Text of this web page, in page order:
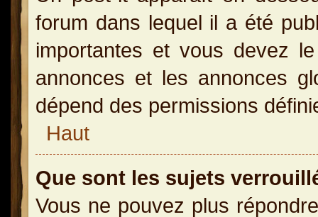
forum dans lequel il a été
importantes et vous devez
annonces et les annonces
dépend des permissions
Haut
Que sont les sujets
Vous ne pouvez plus